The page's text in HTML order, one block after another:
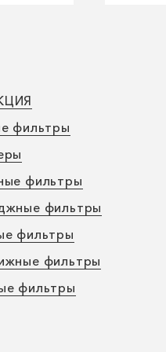
фильтры
фильтры
фильтры
фильтры
фильтры
фильтры